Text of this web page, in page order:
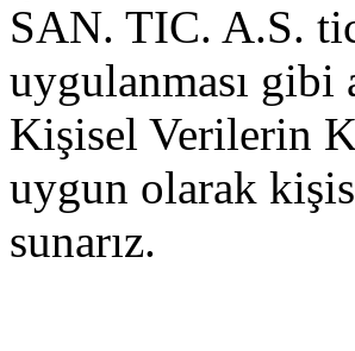
SAN. TIC. A.S.
uygulanması gibi
Kişisel Verilerin
uygun olarak
sunarız.